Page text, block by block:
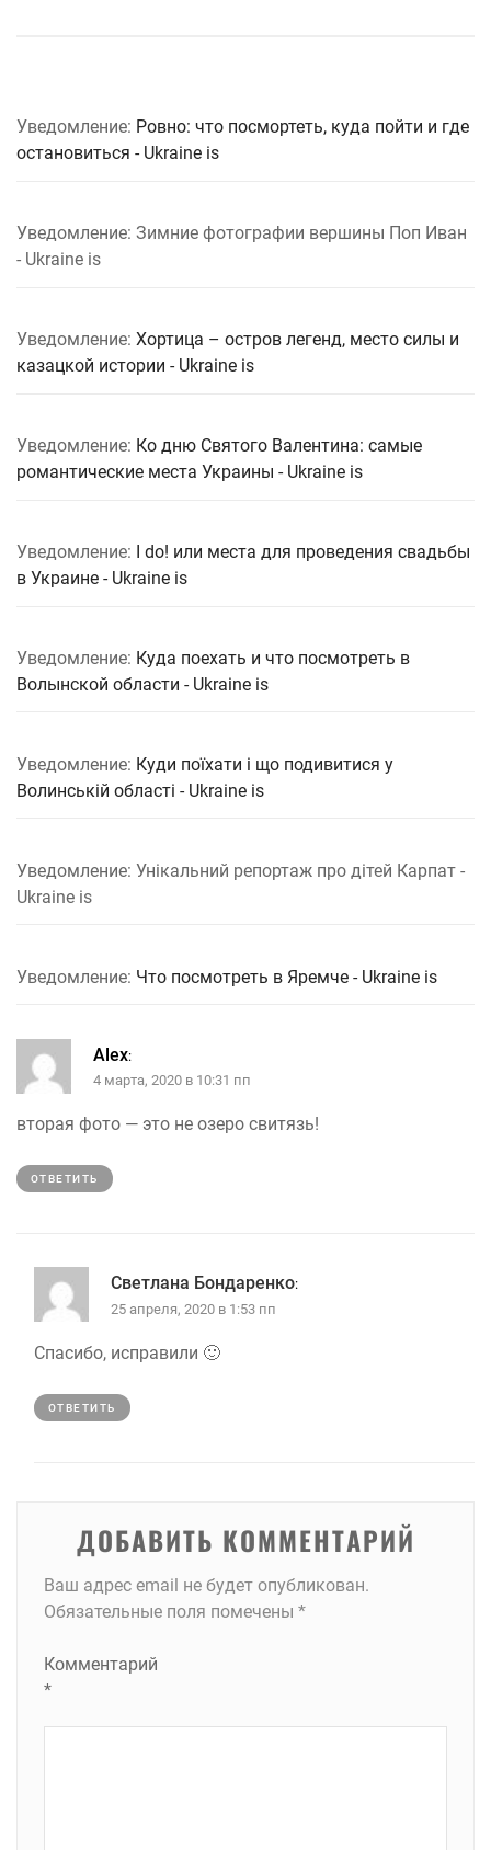
Уведомление: Ровно: что посмортеть, куда пойти и где
остановиться - Ukraine is
Уведомление: Зимние фотографии вершины Поп Иван
- Ukraine is
Уведомление: Хортица – остров легенд, место силы и
казацкой истории - Ukraine is
Уведомление: Ко дню Святого Валентина: самые
романтические места Украины - Ukraine is
Уведомление: I do! или места для проведения свадьбы
в Украине - Ukraine is
Уведомление: Куда поехать и что посмотреть в
Волынской области - Ukraine is
Уведомление: Куди поїхати і що подивитися у
Волинській області - Ukraine is
Уведомление: Унікальний репортаж про дітей Карпат -
Ukraine is
Уведомление: Что посмотреть в Яремче - Ukraine is
Alex:
4 марта, 2020 в 10:31 пп
вторая фото — это не озеро свитязь!
ОТВЕТИТЬ
Светлана Бондаренко:
25 апреля, 2020 в 1:53 пп
Спасибо, исправили 🙂
ОТВЕТИТЬ
ДОБАВИТЬ КОММЕНТАРИЙ
Ваш адрес email не будет опубликован.
Обязательные поля помечены *
Комментарий
*